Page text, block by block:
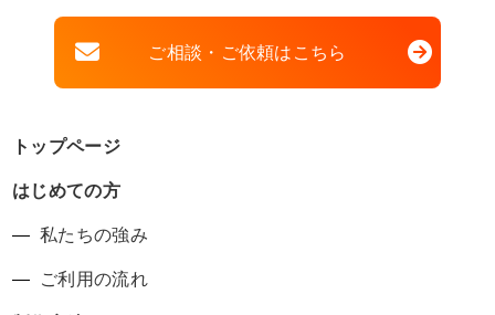
ご相談・ご依頼はこちら
トップページ
はじめての方
私たちの強み
ご利用の流れ